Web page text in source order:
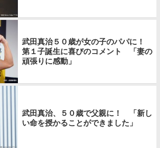
武田真治５０歳が女の子のパパに！
第１子誕生に喜びのコメント 「妻の
頑張りに感動」
武田真治、５０歳で父親に！ 「新し
い命を授かることができました」